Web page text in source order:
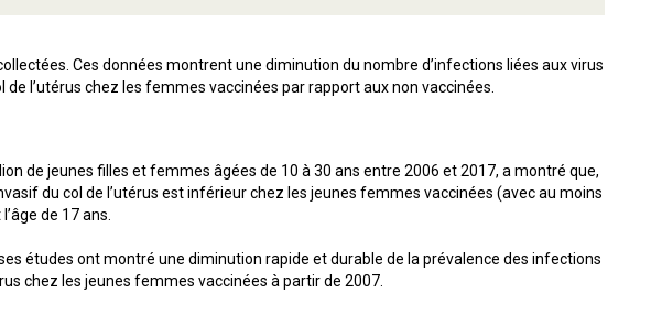
Ces données montrent une diminution du nombre d’infections liées aux virus
l’utérus chez les femmes vaccinées par rapport aux non vaccinées.
de jeunes filles et femmes âgées de 10 à 30 ans entre 2006 et 2017, a montré que,
du col de l’utérus est inférieur chez les jeunes femmes vaccinées (avec au moins
de 17 ans.
études ont montré une diminution rapide et durable de la prévalence des infections
chez les jeunes femmes vaccinées à partir de 2007.